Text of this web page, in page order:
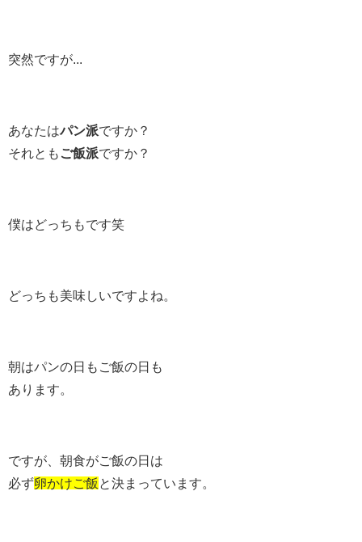
突然ですが...
あなたはパン派ですか？
それとも ご飯派ですか？
僕はどっちもです笑
どっちも美味しいですよね。
朝はパンの日もご飯の日も
あります。
ですが、朝食がご飯の日は
必ず卵かけご飯 と決まっています。